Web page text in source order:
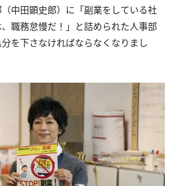
中田顕史郎）に「副業をしている社
職務怠慢だ！」と詰められた人事部
を下さなければならなくなりまし